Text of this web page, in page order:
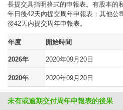
長提交具指明格式的申報表。有股本的
年日後42天內提交周年申報表；其他公
後42天內提交周年申報表。
年度 開始時間
2026年 2020年09月20日
2020年 2020年09月20日
未有或逾期交付周年申報表的後果